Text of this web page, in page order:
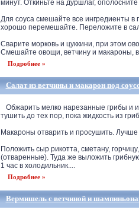
минут. Откиньте на дуршлаг,
Для соуса смешайте все ингредиенты
хорошо перемешайте. Переложите в
Сварите морковь и цуккини, при этом
Смешайте овощи, ветчину и макароны,
Подробнее »
Салат из ветчины и макарон под
Обжарить мелко нарезанные грибы и
тушить до тех пор, пока жидкость из
Макароны отварить и просушить.
Положить сыр рикотта, сметану,
(отваренные). Туда же выложить
1 час в холодильник....
Подробнее »
Вермишель с ветчиной и